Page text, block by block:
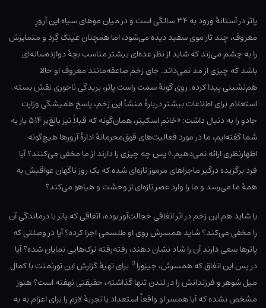
پاتر در آستانهٔ ورود به ۳۴ سالگی است و در میان موهای سیاه این آرورِ
معروف، چند تار موی سفید دیده می‌شود، اما همچنان عینک گِرد و متمایزش
را به چشم می‌زند که شاید از نظر عده‌ای بیشتر مناسب بچهٔ دوازده‌ساله‌ای
باشد که چیزی از مد نمی‌داند. جای زخم صاعقه‌مانند معروف او حالا
هم‌نشینی پیدا کرده. روی گونهٔ سمت راست پاتر، بریدگی ناجوری نقش بسته.
استعلام برای اطلاعات بیشتر دربارهٔ منشأ این زخم، پاسخ همیشگی وزارت
جادو را به دنبال داشت: «خانم اسکیتر، همان‌گونه که قبلاً نیز بالغ‌بر ۵۱۴ بار به
شما گفته‌ایم، ما در مورد فعالیت‌های فوق‌محرمانهٔ ادارهٔ آرورها هیچ‌گونه
اظهارنظری ارائه نمی‌دهیم.» پس چه چیزی را دارند از ما مخفی می‌کنند؟ آیا
فرد برگزیده درگیر ماجراهای مرموز تازه‌ای شده که یک روز ناگهان عواقبش به
همهٔ ما می‌رسد و ما را وارد عصر تازه‌ای از وحشت و هیاهو می‌کند؟
یا شاید هم این زخم در اثر اتفاقی خجالت‌آور بوده، اتفاقی که پاتر با درماندگی آن
را مخفی می‌کند؟ شاید همسرش روی او طلسمی اجرا کرده؟ آیا در وصلتی که
پاترها سعی دارند آن را شاد نشان دهند، رفته‌رفته ترک‌هایی نمایان شده؟ آیا
در پس این اتفاق که همسرش، جینِورا3 برای تهیهٔ گزارش این تورنمنت با کمال
میل شوهر و فرزندانش را در لندن تنها گذاشته، حقیقتی نهفته است؟ هنوز
مشخص نشده که آیا همسر او واقعاً استعداد یا تجربهٔ لازم را برای اعزام به به